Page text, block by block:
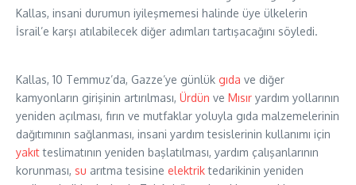
Kallas, insani durumun iyileşmemesi halinde üye ülkelerin
İsrail’e karşı atılabilecek diğer adımları tartışacağını söyledi.
Kallas, 10 Temmuz’da, Gazze’ye günlük gıda ve diğer
kamyonların girişinin artırılması, Ürdün ve Mısır yardım yollarının
yeniden açılması, fırın ve mutfaklar yoluyla gıda malzemelerinin
dağıtımının sağlanması, insani yardım tesislerinin kullanımı için
yakıtteslimatının yeniden başlatılması, yardım çalışanlarının
korunması, su arıtma tesisine elektriktedarikinin yeniden